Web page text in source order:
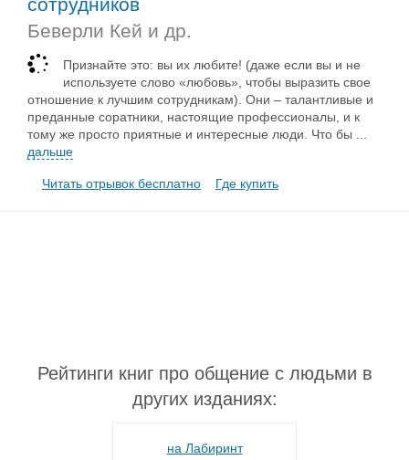
Беверли Кей и др.
Признайте это: вы их любите! (даже если вы и не
используете слово «любовь», чтобы выразить свое
отношение к лучшим сотрудникам). Они – талантливые и
преданные соратники, настоящие профессионалы, и к
тому же просто приятные и интересные люди. Что бы
дальше
Читать отрывок бесплатно Где купить
Рейтинги книг про общение с людьми в
других изданиях:
на Лабиринт